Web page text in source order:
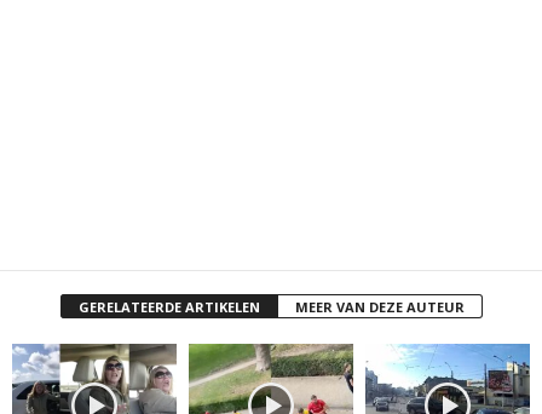
GERELATEERDE ARTIKELEN MEER VAN DEZE AUTEUR